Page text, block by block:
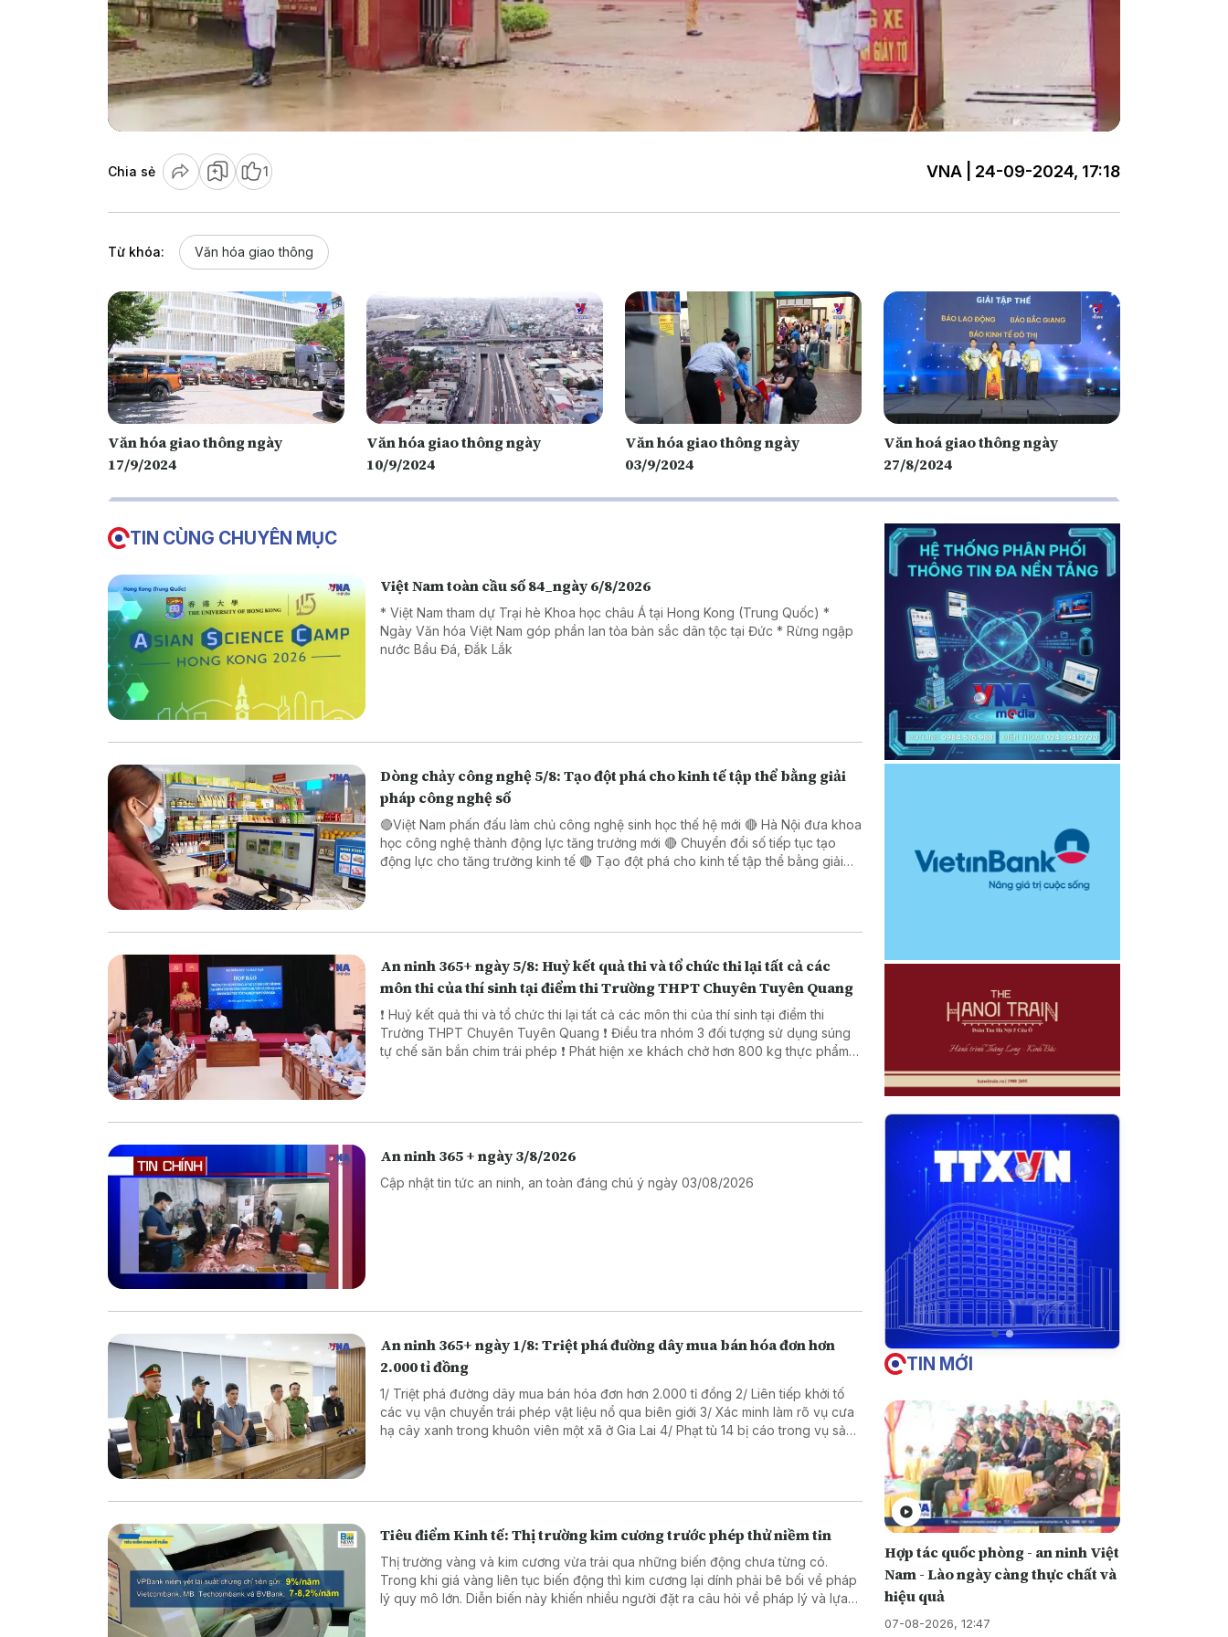
Chia sẻ 1 VNA | 24-09-2024, 17:18
Từ khóa: Văn hóa giao thông
Văn hóa giao thông ngày
17/9/2024
Văn hóa giao thông ngày
10/9/2024
Văn hóa giao thông ngày
03/9/2024
Văn hoá giao thông ngày
27/8/2024
TIN CÙNG CHUYÊN MỤC
Việt Nam toàn cầu số 84_ngày 6/8/2026
* Việt Nam tham dự Trại hè Khoa học châu Á tại Hong Kong (Trung Quốc) *
Ngày Văn hóa Việt Nam góp phần lan tỏa bản sắc dân tộc tại Đức * Rừng ngập
nước Bầu Đá, Đắk Lắk
Dòng chảy công nghệ 5/8: Tạo đột phá cho kinh tế tập thể bằng giải
pháp công nghệ số
🔴Việt Nam phấn đấu làm chủ công nghệ sinh học thế hệ mới 🔴 Hà Nội đưa khoa
học công nghệ thành động lực tăng trưởng mới 🔴 Chuyển đổi số tiếp tục tạo
động lực cho tăng trưởng kinh tế 🔴 Tạo đột phá cho kinh tế tập thể bằng giải
An ninh 365+ ngày 5/8: Huỷ kết quả thi và tổ chức thi lại tất cả các
môn thi của thí sinh tại điểm thi Trường THPT Chuyên Tuyên Quang
❗ Huỷ kết quả thi và tổ chức thi lại tất cả các môn thi của thí sinh tại điểm thi
Trường THPT Chuyên Tuyên Quang ❗ Điều tra nhóm 3 đối tượng sử dụng súng
tự chế săn bắn chim trái phép ❗ Phát hiện xe khách chở hơn 800 kg thực phẩm
An ninh 365 + ngày 3/8/2026
Cập nhật tin tức an ninh, an toàn đáng chú ý ngày 03/08/2026
An ninh 365+ ngày 1/8: Triệt phá đường dây mua bán hóa đơn hơn
2.000 tỉ đồng
1/ Triệt phá đường dây mua bán hóa đơn hơn 2.000 tỉ đồng 2/ Liên tiếp khởi tố
các vụ vận chuyển trái phép vật liệu nổ qua biên giới 3/ Xác minh làm rõ vụ cưa
hạ cây xanh trong khuôn viên một xã ở Gia Lai 4/ Phạt tù 14 bị cáo trong vụ sản
Tiêu điểm Kinh tế: Thị trường kim cương trước phép thử niềm tin
Thị trường vàng và kim cương vừa trải qua những biến động chưa từng có.
Trong khi giá vàng liên tục biến động thì kim cương lại dính phải bê bối về pháp
lý quy mô lớn. Diễn biến này khiến nhiều người đặt ra câu hỏi về pháp lý và lựa
TIN MỚI
Hợp tác quốc phòng - an ninh Việt
Nam - Lào ngày càng thực chất và
hiệu quả
07-08-2026, 12:47